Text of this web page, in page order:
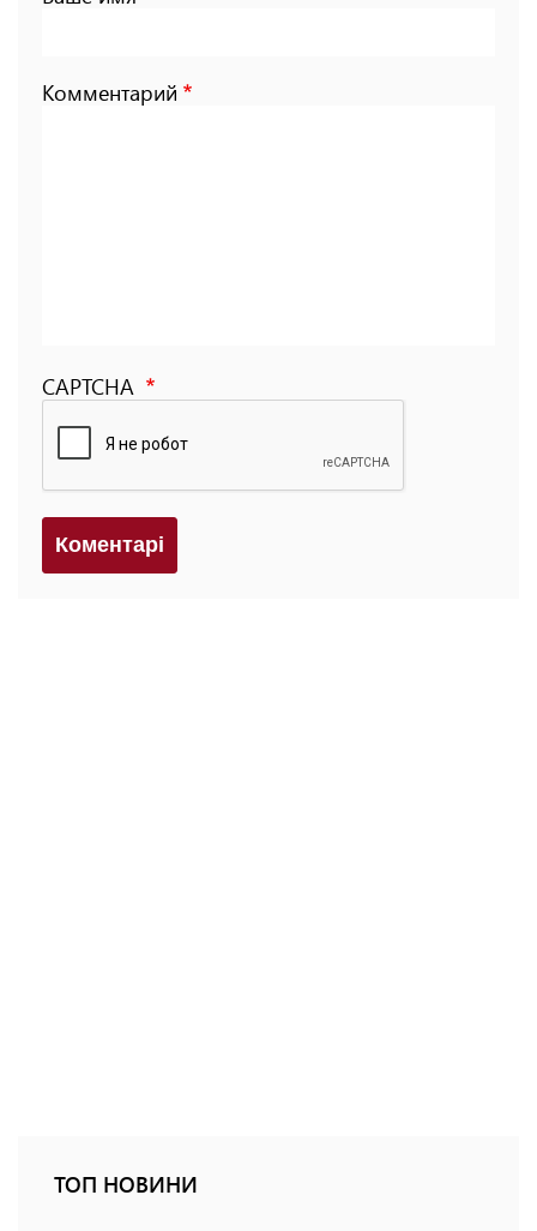
Комментарий
CAPTCHA
Коментарi
ТОП НОВИНИ